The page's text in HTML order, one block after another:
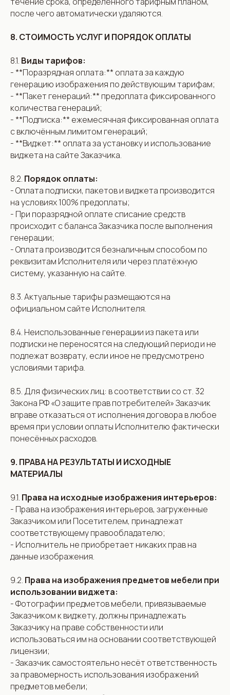
после чего автоматически удаляются.
8. СТОИМОСТЬ УСЛУГ И ПОРЯДОК ОПЛАТЫ
8.1. Виды тарифов:
- **Поразрядная оплата:** оплата за каждую
генерацию изображения по действующим тарифам;
- **Пакет генераций:** предоплата фиксированного
количества генераций;
- **Подписка:** ежемесячная фиксированная оплата
с включённым лимитом генераций;
- **Виджет:** оплата за установку и использование
виджета на сайте Заказчика.
8.2. Порядок оплаты:
- Оплата подписки, пакетов и виджета производится
на условиях 100% предоплаты;
- При поразрядной оплате списание средств
происходит с баланса Заказчика после выполнения
генерации;
- Оплата производится безналичным способом по
реквизитам Исполнителя или через платёжную
систему, указанную на сайте.
8.3. Актуальные тарифы размещаются на
официальном сайте Исполнителя.
8.4. Неиспользованные генерации из пакета или
подписки не переносятся на следующий период и не
подлежат возврату, если иное не предусмотрено
условиями тарифа.
8.5. Для физических лиц: в соответствии со ст. 32
Закона РФ «О защите прав потребителей» Заказчик
вправе отказаться от исполнения договора в любое
время при условии оплаты Исполнителю фактически
понесённых расходов.
9. ПРАВА НА РЕЗУЛЬТАТЫ И ИСХОДНЫЕ
МАТЕРИАЛЫ
9.1. Права на исходные изображения интерьеров:
- Права на изображения интерьеров, загруженные
Заказчиком или Посетителем, принадлежат
соответствующему правообладателю;
- Исполнитель не приобретает никаких прав на
данные изображения.
9.2. Права на изображения предметов мебели при
использовании виджета:
- Фотографии предметов мебели, привязываемые
Заказчиком к виджету, должны принадлежать
Заказчику на праве собственности или
использоваться им на основании соответствующей
лицензии;
- Заказчик самостоятельно несёт ответственность
за правомерность использования изображений
предметов мебели;